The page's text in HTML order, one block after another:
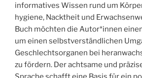
informatives Wissen rund um
hygiene, Nacktheit und
Buch möchten die Autor*innen
um einen selbstverständlichen
Geschlechtsorganen bei
zu fördern. Der achtsame und